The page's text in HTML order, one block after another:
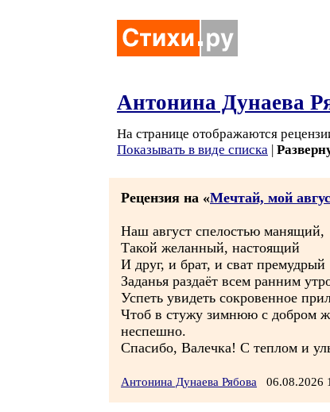
Антонина Дунаева
На странице отображаются
Показывать в виде списка |
Рецензия на «Мечтай, мой
Наш август спелостью манящий,
Такой желанный, настоящий
И друг, и брат, и сват премудрый
Заданья раздаёт всем ранним
Успеть увидеть сокровенное
Чтоб в стужу зимнюю с добром
неспешно.
Спасибо, Валечка! С теплом и
Антонина Дунаева Рябова 06.08.2026